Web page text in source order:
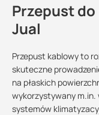
Przepust
Jual
Przepust kablowy to
skuteczne
na płaskich
wykorzystywany m.in.
systemów